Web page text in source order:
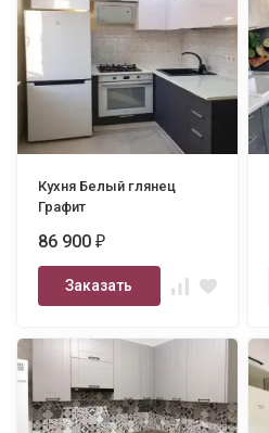
Кухня Белый глянец
Графит
86 900₽
Заказать